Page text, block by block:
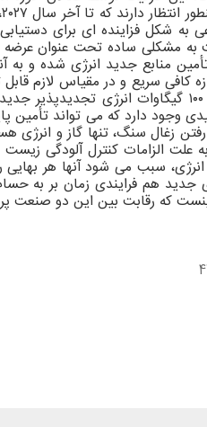
فزاینده ای برای دستیابی
به مشکلی ساده تحت عنوان
منابع جدید انرژی شده و به
سریع و در مقیاس لازم
وجود دارد که می تواند تأمین
زغال سنگ، تنها گاز و
علت الزامات کنترل آلودگی
سبب می شود آنها هر بهایی
جدید هم فرایندی زمان بر به
اینست که رقابت بین این دو